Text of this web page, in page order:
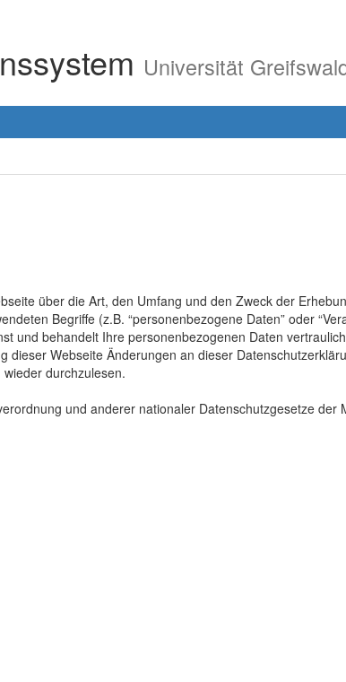
Universität
über die Art, den Umfang und den Zweck der
Begriffe (z.B. “personenbezogene Daten” oder
und behandelt Ihre personenbezogenen Daten
dieser Webseite Änderungen an dieser
durchzulesen.
und anderer nationaler Datenschutzgesetze